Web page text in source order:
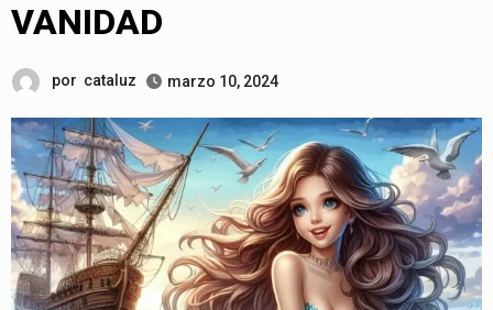
VANIDAD
por cataluz marzo 10, 2024